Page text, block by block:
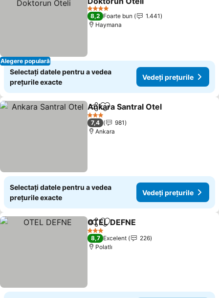
Alegere populară
4 Stele
8,2 Foarte bun
1.441
Haymana
Selectați datele pentru a vedea
prețurile exacte
Vedeți prețurile
DistribuițiAdăugaţi la favorite
Ankara Santral Otel
3 Stele
7,4
981
Ankara
Selectați datele pentru a vedea
prețurile exacte
Vedeți prețurile
DistribuițiAdăugaţi la favorite
OTEL DEFNE
3 Stele
8,7 Excelent
226
Polatlı